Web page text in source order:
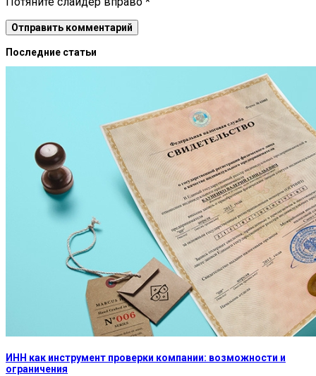
Последние статьи
ИНН как инструмент проверки компании: возможности и
ограничения